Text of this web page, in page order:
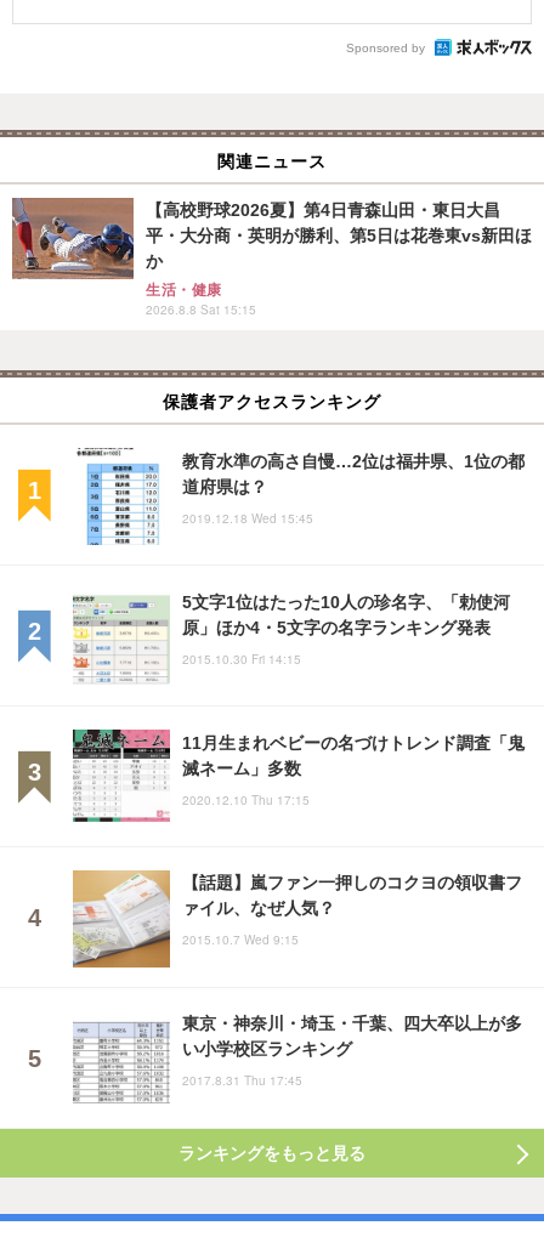
Sponsored by
関連ニュース
【高校野球2026夏】第4日青森山田・東日大昌
平・大分商・英明が勝利、第5日は花巻東vs新田ほ
か
生活・健康
2026.8.8 Sat 15:15
保護者アクセスランキング
教育水準の高さ自慢…2位は福井県、1位の都
道府県は？
2019.12.18 Wed 15:45
5文字1位はたった10人の珍名字、「勅使河
原」ほか4・5文字の名字ランキング発表
2015.10.30 Fri 14:15
11月生まれベビーの名づけトレンド調査「鬼
滅ネーム」多数
2020.12.10 Thu 17:15
【話題】嵐ファン一押しのコクヨの領収書フ
ァイル、なぜ人気？
2015.10.7 Wed 9:15
東京・神奈川・埼玉・千葉、四大卒以上が多
い小学校区ランキング
2017.8.31 Thu 17:45
ランキングをもっと見る